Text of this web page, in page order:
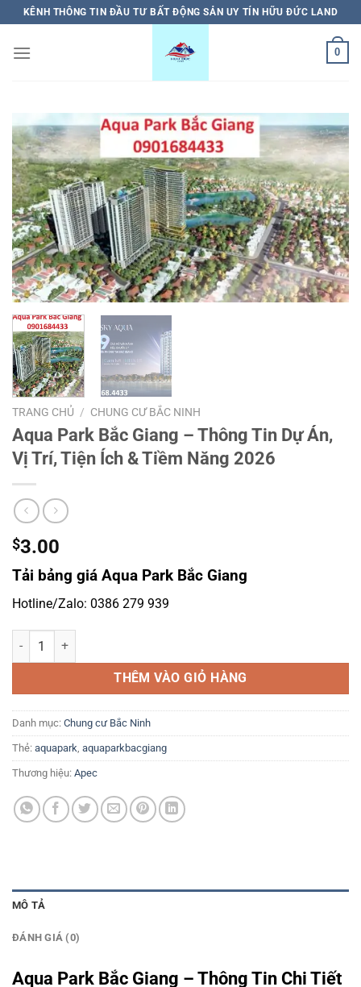
qua
nội
KÊNH THÔNG TIN ĐẦU TƯ BẤT ĐỘNG SẢN UY TÍN HỮU ĐỨC LAND
0
TRANG CHỦ / CHUNG CƯ BẮC NINH
Aqua Park Bắc Giang – Thông Tin Dự Án,
Vị Trí, Tiện Ích & Tiềm Năng 2026
$3.00
Tải bảng giá Aqua Park Bắc Giang
Hotline/Zalo: 0386 279 939
Aqua Park Bắc Giang – Thông Tin Dự Án, Vị Trí, Tiện Ích & Tiềm
THÊM VÀO GIỎ HÀNG
Danh mục: Chung cư Bắc Ninh
Thẻ: aquapark, aquaparkbacgiang
Thương hiệu: Apec
MÔ TẢ
ĐÁNH GIÁ (0)
Aqua Park Bắc Giang – Thông Tin Chi Tiết